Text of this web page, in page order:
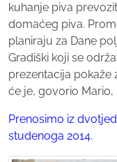
kuhanje piva
domaćeg piva.
planiraju za Dane
Gradiški koji se
prezentacija pokaže
će je, govorio
Prenosimo iz
studenoga 2014.